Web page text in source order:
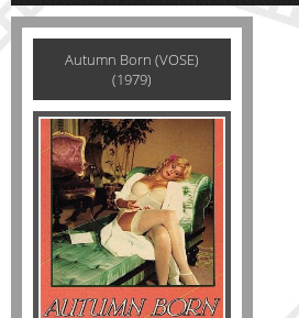
Autumn Born (VOSE)
(1979)